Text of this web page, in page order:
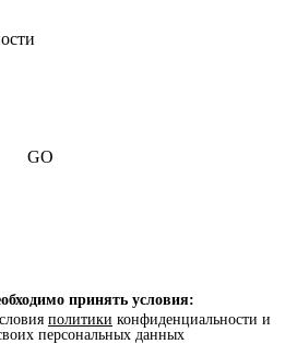
GO
принять условия:
политики конфиденциальности и
персональных данных